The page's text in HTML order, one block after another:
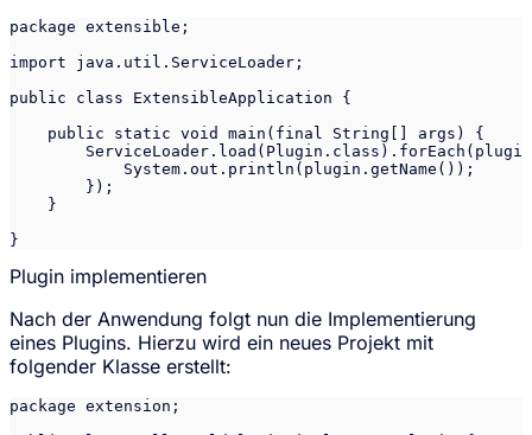
package extensible;
import java.util.ServiceLoader;
public class ExtensibleApplication {
    public static void main(final String[] args) {
            System.out.println(plugin.getName());
        });
    }
}
Plugin implementieren
Nach der Anwendung folgt nun die Implementierung
eines Plugins. Hierzu wird ein neues Projekt mit
folgender Klasse erstellt:
package extension;